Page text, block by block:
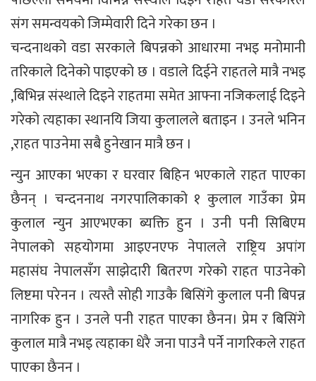
संग समन्वयको जिम्मेवारी दिने गरेका छन ।
चन्दनाथको वडा सरकाले बिपन्नको आधारमा नभइ मनोमानी
तरिकाले दिनेको पाइएको छ । वडाले दिईने राहतले मात्रै नभइ
,बिभिन्न संस्थाले दिइने राहतमा समेत आफ्ना नजिकलाई दिइने
गरेको त्यहाका स्थानयि जिया कुलालले बताइन । उनले भनिन
,राहत पाउनेमा सबै हुनेखान मात्रै छन ।
न्युन आएका भएका र घरवार बिहिन भएकाले राहत पाएका
छैनन् । चन्दननाथ नगरपालिकाको १ कुलाल गाउँका प्रेम
कुलाल न्युन आएभएका ब्यक्ति हुन । उनी पनी सिबिएम
नेपालको सहयोगमा आइएनएफ नेपालले राष्ट्रिय अपांग
महासंघ नेपालसँग साझेदारी बितरण गरेको राहत पाउनेको
लिष्टमा परेनन । त्यस्तै सोही गाउकै बिसिंगे कुलाल पनी बिपन्न
नागरिक हुन । उनले पनी राहत पाएका छैनन। प्रेम र बिसिंगे
कुलाल मात्रै नभइ त्यहाका धेरै जना पाउनै पर्ने नागरिकले राहत
पाएका छैनन ।